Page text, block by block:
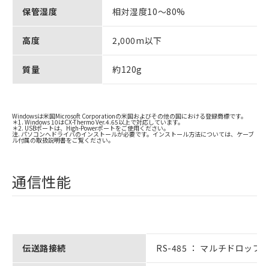
保管湿度 相対湿度10～80%
高度 2,000m以下
質量 約120g
Windowsは米国Microsoft Corporationの米国およびその他の国における登録商標です。
＊1. Windows 10はCX-Thermo Ver.4.65以上で対応しています。
＊2. USBポートは、High-Powerポートをご使用ください。
注. パソコンへドライバのインストールが必要です。インストール方法については、ケーブ
ル付属の取扱説明書をご覧ください。
通信性能
伝送路接続 RS-485 ： マルチドロップ